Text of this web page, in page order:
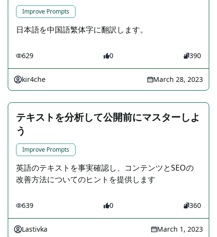
Improve Prompts
日本語を中国語繁体字に翻訳します。
629 0 390
kir4che March 28, 2023
テキストを分析して公開前にマスターしよ
う
Improve Prompts
英語のテキストを事実確認し、コンテンツとSEOの
改善方法についてのヒントを提供します
639 0 360
Lastivka March 1, 2023